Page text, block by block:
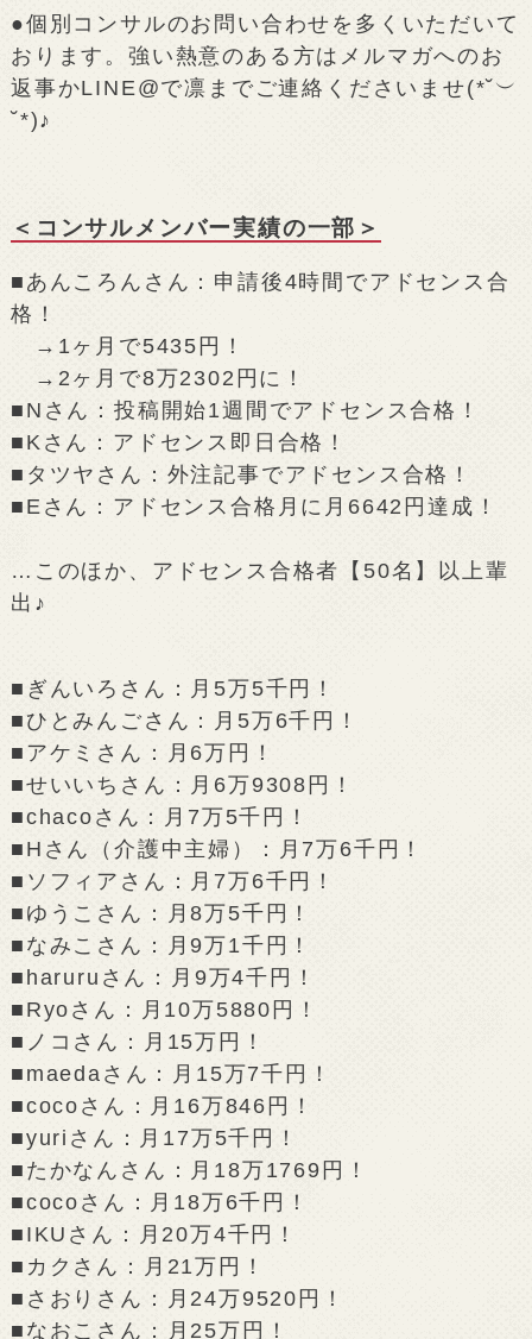
●個別コンサルのお問い合わせを多くいただいて
おります。強い熱意のある方はメルマガへのお
返事かLINE@で凛までご連絡くださいませ(*˘︶
˘*)♪
＜コンサルメンバー実績の一部＞
■あんころんさん：申請後4時間でアドセンス合
格！
→1ヶ月で5435円！
→2ヶ月で8万2302円に！
■Nさん：投稿開始1週間でアドセンス合格！
■Kさん：アドセンス即日合格！
■タツヤさん：外注記事でアドセンス合格！
■Eさん：アドセンス合格月に月6642円達成！
…このほか、アドセンス合格者【50名】以上輩
出♪
■ぎんいろさん：月5万5千円！
■ひとみんごさん：月5万6千円！
■アケミさん：月6万円！
■せいいちさん：月6万9308円！
■chacoさん：月7万5千円！
■Hさん（介護中主婦）：月7万6千円！
■ソフィアさん：月7万6千円！
■ゆうこさん：月8万5千円！
■なみこさん：月9万1千円！
■haruruさん：月9万4千円！
■Ryoさん：月10万5880円！
■ノコさん：月15万円！
■maedaさん：月15万7千円！
■cocoさん：月16万846円！
■yuriさん：月17万5千円！
■たかなんさん：月18万1769円！
■cocoさん：月18万6千円！
■IKUさん：月20万4千円！
■カクさん：月21万円！
■さおりさん：月24万9520円！
■なおこさん：月25万円！